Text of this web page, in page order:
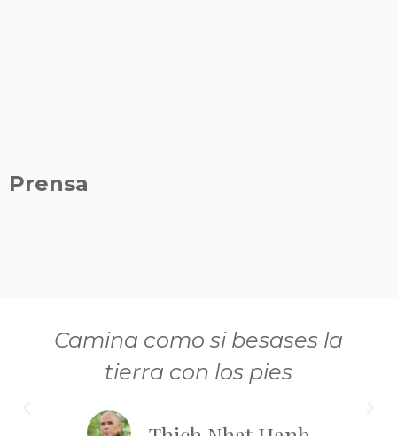
Prensa
Camina como si besases la
tierra con los pies